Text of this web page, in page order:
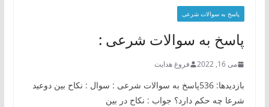
پاسخ به سوالات شرعی
پاسخ به سوالات شرعی :
می 16, 2022 فروغ هدایت
بازدیدها: 536پاسخ به سوالات شرعی : سوال : نکاح بین دوعید
شرعا چه حکم دارد؟ جواب : نکاح در بین